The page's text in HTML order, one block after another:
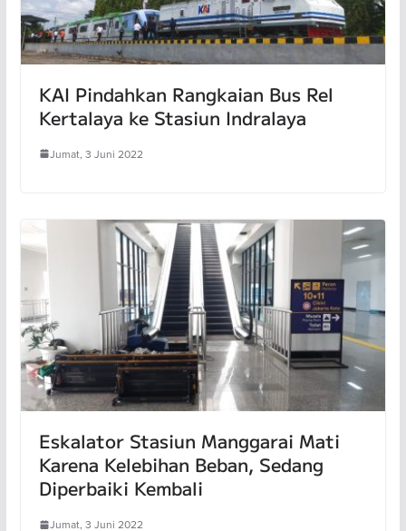
KAI Pindahkan Rangkaian Bus Rel
Kertalaya ke Stasiun Indralaya
Jumat, 3 Juni 2022
Eskalator Stasiun Manggarai Mati
Karena Kelebihan Beban, Sedang
Diperbaiki Kembali
Jumat, 3 Juni 2022